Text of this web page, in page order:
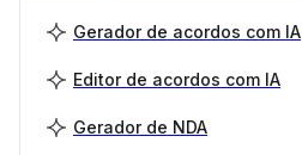
Gerador de acordos com IA
Editor de acordos com IA
Gerador de NDA